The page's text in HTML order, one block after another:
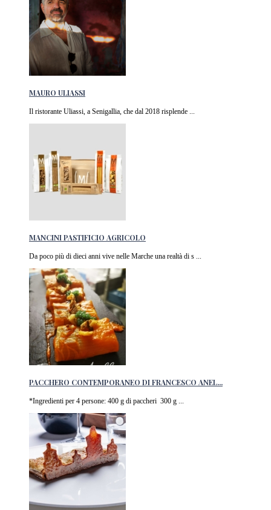
MAURO ULIASSI
Il ristorante Uliassi, a Senigallia, che dal 2018 risplende ...
MANCINI PASTIFICIO AGRICOLO
Da poco più di dieci anni vive nelle Marche una realtà di s ...
PACCHERO CONTEMPORANEO DI FRANCESCO ANEL...
*Ingredienti per 4 persone: 400 g di paccheri 300 g ...